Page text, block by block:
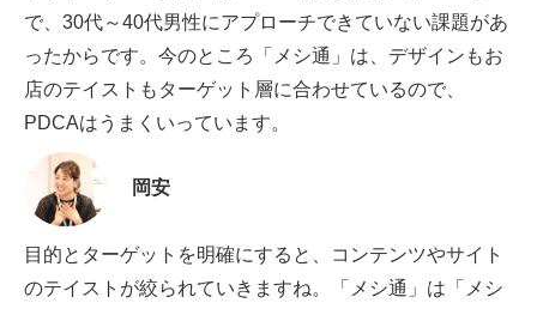
で、30代～40代男性にアプローチできていない課題があ
ったからです。今のところ「メシ通」は、デザインもお
店のテイストもターゲット層に合わせているので、
PDCAはうまくいっています。
岡安
目的とターゲットを明確にすると、コンテンツやサイト
のテイストが絞られていきますね。「メシ通」は「メシ